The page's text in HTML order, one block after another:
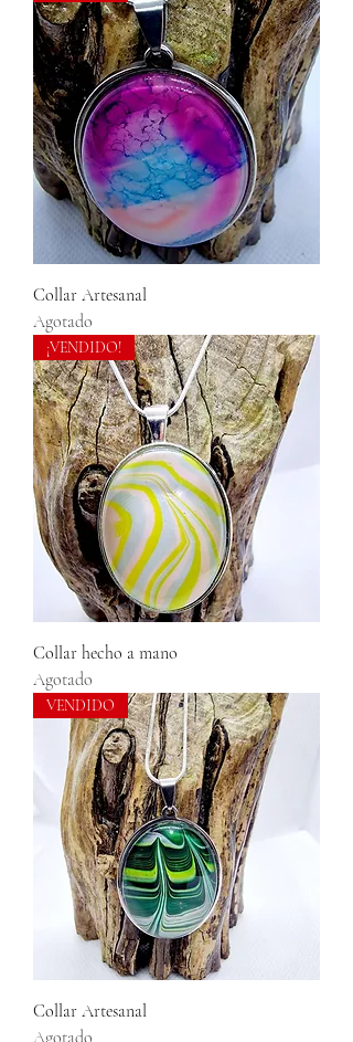
Collar Artesanal
Agotado
¡VENDIDO!
Collar hecho a mano
Agotado
VENDIDO
Collar Artesanal
Agotado